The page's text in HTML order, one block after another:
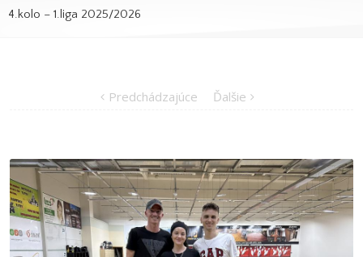
4.kolo – 1.liga 2025/2026
Predchádzajúce Ďalšie